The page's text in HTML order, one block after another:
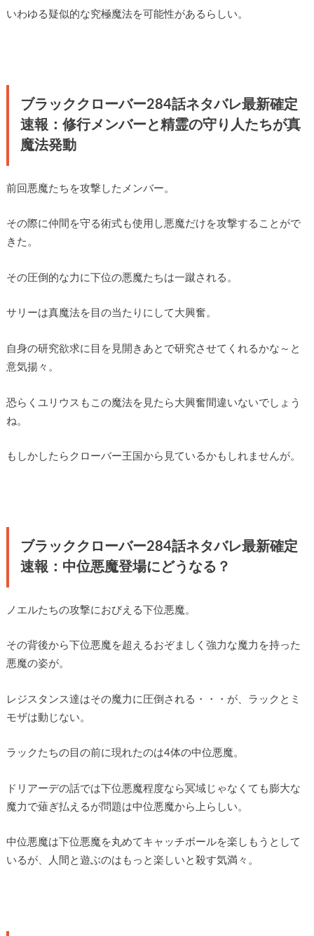
いわゆる疑似的な究極魔法を可能性があるらしい。
ブラッククローバー284話ネタバレ最新確定
速報：修行メンバーと精霊の守り人たちが真
魔法発動
前回悪魔たちを攻撃したメンバー。
その際に仲間を守る術式も使用し悪魔だけを攻撃することがで
きた。
その圧倒的な力に下位の悪魔たちは一蹴される。
サリーは真魔法を目の当たりにして大興奮。
自身の研究欲求に目を見開きあとで研究させてくれるかな～と
意気揚々。
恐らくユリウスもこの魔法を見たら大興奮間違いないでしょう
ね。
もしかしたらクローバー王国から見ているかもしれませんが。
ブラッククローバー284話ネタバレ最新確定
速報：中位悪魔登場にどうなる？
ノエルたちの攻撃におびえる下位悪魔。
その背後から下位悪魔を超えるおぞましく強力な魔力を持った
悪魔の姿が。
レジスタンス達はその魔力に圧倒される・・・が、ラックとミ
モザは動じない。
ラックたちの目の前に現れたのは4体の中位悪魔。
ドリアーデの話では下位悪魔程度なら冥域じゃなくても膨大な
魔力で薙ぎ払えるが問題は中位悪魔から上らしい。
中位悪魔は下位悪魔を丸めてキャッチボールを楽しもうとして
いるが、人間と遊ぶのはもっと楽しいと殺す気満々。